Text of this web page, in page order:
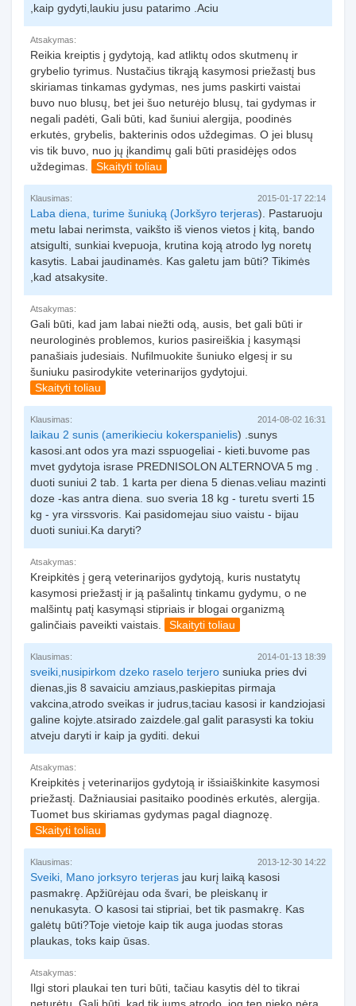
,kaip gydyti,laukiu jusu patarimo .Aciu
Atsakymas:
Reikia kreiptis į gydytoją, kad atliktų odos skutmenų ir
grybelio tyrimus. Nustačius tikrąją kasymosi priežastį bus
skiriamas tinkamas gydymas, nes jums paskirti vaistai
buvo nuo blusų, bet jei šuo neturėjo blusų, tai gydymas ir
negali padėti, Gali būti, kad šuniui alergija, poodinės
erkutės, grybelis, bakterinis odos uždegimas. O jei blusų
vis tik buvo, nuo jų įkandimų gali būti prasidėjęs odos
uždegimas.
Skaityti toliau
Klausimas: 2015-01-17 22:14
Laba diena, turime šuniuką (Jorkšyro terjeras). Pastaruoju
metu labai nerimsta, vaikšto iš vienos vietos į kitą, bando
atsigulti, sunkiai kvepuoja, krutina koją atrodo lyg noretų
kasytis. Labai jaudinamės. Kas galetu jam būti? Tikimės
,kad atsakysite.
Atsakymas:
Gali būti, kad jam labai niežti odą, ausis, bet gali būti ir
neurologinės problemos, kurios pasireiškia į kasymąsi
panašiais judesiais. Nufilmuokite šuniuko elgesį ir su
šuniuku pasirodykite veterinarijos gydytojui.
Skaityti toliau
Klausimas: 2014-08-02 16:31
laikau 2 sunis (amerikieciu kokerspanielis) .sunys
kasosi.ant odos yra mazi sspuogeliai - kieti.buvome pas
mvet gydytoja israse PREDNISOLON ALTERNOVA 5 mg .
duoti suniui 2 tab. 1 karta per diena 5 dienas.veliau mazinti
doze -kas antra diena. suo sveria 18 kg - turetu sverti 15
kg - yra virssvoris. Kai pasidomejau siuo vaistu - bijau
duoti suniui.Ka daryti?
Atsakymas:
Kreipkitės į gerą veterinarijos gydytoją, kuris nustatytų
kasymosi priežastį ir ją pašalintų tinkamu gydymu, o ne
malšintų patį kasymąsi stipriais ir blogai organizmą
galinčiais paveikti vaistais.
Skaityti toliau
Klausimas: 2014-01-13 18:39
sveiki,nusipirkom dzeko raselo terjero suniuka pries dvi
dienas,jis 8 savaiciu amziaus,paskiepitas pirmaja
vakcina,atrodo sveikas ir judrus,taciau kasosi ir kandziojasi
galine kojyte.atsirado zaizdele.gal galit parasysti ka tokiu
atveju daryti ir kaip ja gyditi. dekui
Atsakymas:
Kreipkitės į veterinarijos gydytoją ir išsiaiškinkite kasymosi
priežastį. Dažniausiai pasitaiko poodinės erkutės, alergija.
Tuomet bus skiriamas gydymas pagal diagnozę.
Skaityti toliau
Klausimas: 2013-12-30 14:22
Sveiki, Mano jorksyro terjeras jau kurį laiką kasosi
pasmakrę. Apžiūrėjau oda švari, be pleiskanų ir
nenukasyta. O kasosi tai stipriai, bet tik pasmakrę. Kas
galėtų būti?Toje vietoje kaip tik auga juodas storas
plaukas, toks kaip ūsas.
Atsakymas:
Ilgi stori plaukai ten turi būti, tačiau kasytis dėl to tikrai